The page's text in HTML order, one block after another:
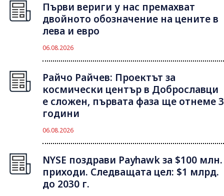
Първи вериги у нас премахват
двойното обозначение на цените в
лева и евро
06.08.2026
Райчо Райчев: Проектът за
космически център в Доброславци
е сложен, първата фаза ще отнеме 3
години
06.08.2026
NYSE поздрави Payhawk за $100 млн.
приходи. Следващата цел: $1 млрд.
до 2030 г.